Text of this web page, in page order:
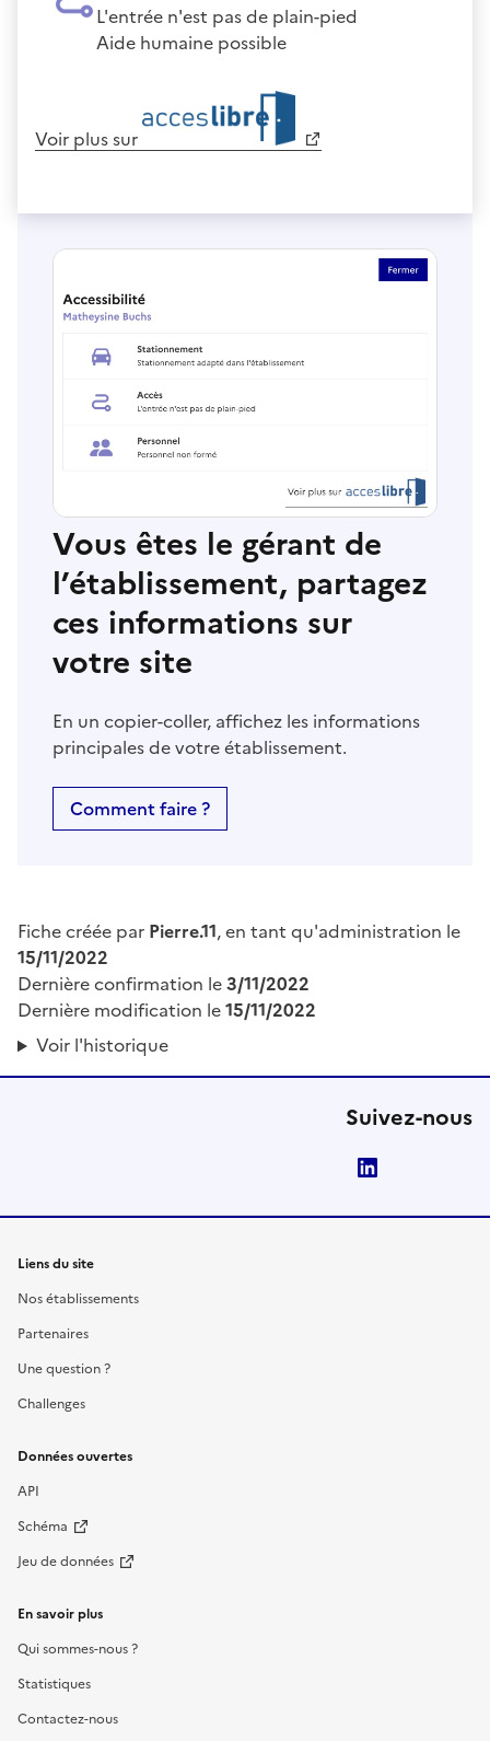
L'entrée n'est pas de plain-pied
Aide humaine possible
Voir plus sur
Vous êtes le gérant de
l’établissement, partagez
ces informations sur
votre site
En un copier-coller, affichez les informations
principales de votre établissement.
Comment faire ?
Fiche créée par Pierre.11, en tant qu'administration le
15/11/2022
Dernière confirmation le3/11/2022
Dernière modification le15/11/2022
Voir l'historique
Suivez-nous
Liens du site
Nos établissements
Partenaires
Une question ?
Challenges
Données ouvertes
API
Schéma
Jeu de données
En savoir plus
Qui sommes-nous ?
Statistiques
Contactez-nous